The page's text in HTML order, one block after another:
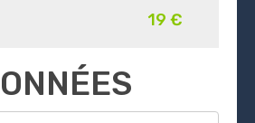
19 €